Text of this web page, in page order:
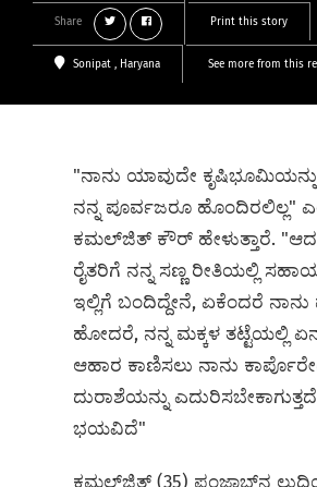
Share Print this story
Sonipat , Haryana See more from this
"ನಾನು ಯಾವುದೇ
ನನ್ನ ಪೂರ್ವಜರೂ ಹೊಂದಿರಲಿಲ್ಲ"
ಕಮಲ್‌ಜಿತ್ ಕೌರ್ ಹೇಳುತ್ತಾರೆ.
ರೈತರಿಗೆ ನನ್ನ ಸಣ್ಣ ರೀತಿಯಲ್ಲಿ
ಇಲ್ಲಿಗೆ ಬಂದಿದ್ದೇನೆ, ಏಕೆಂದರೆ
ಹೋದರೆ, ನನ್ನ ಮಕ್ಕಳ ತಟ್ಟೆಯಲ್ಲಿ
ಆಹಾರ ಕಾಣಿಸಲು ನಾನು
ದುರಾಶೆಯನ್ನು
ಭಯವಿದೆ"
ಕಮಲ್‌ಜಿತ್ (35) ಪಂಜಾಬ್‌ನ